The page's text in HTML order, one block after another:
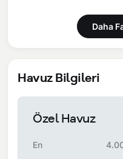
bulunmaktadır. Salon
televizyon, klima ve açık
sunulmaktadır.
anı yaşarsınız.
Önemli Bilgiler:
Daha
Havuz Bilgileri
Özel Havuz
En